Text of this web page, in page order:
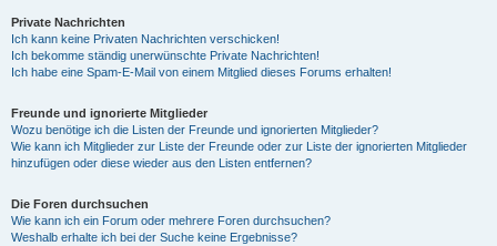
d
e
o
Private Nachrichten
Ich kann keine Privaten Nachrichten verschicken!
Ich bekomme ständig unerwünschte Private Nachrichten!
Ich habe eine Spam-E-Mail von einem Mitglied dieses Forums erhalten!
Freunde und ignorierte Mitglieder
Wozu benötige ich die Listen der Freunde und ignorierten Mitglieder?
Wie kann ich Mitglieder zur Liste der Freunde oder zur Liste der ignorierten Mitglieder
hinzufügen oder diese wieder aus den Listen entfernen?
Die Foren durchsuchen
Wie kann ich ein Forum oder mehrere Foren durchsuchen?
Weshalb erhalte ich bei der Suche keine Ergebnisse?